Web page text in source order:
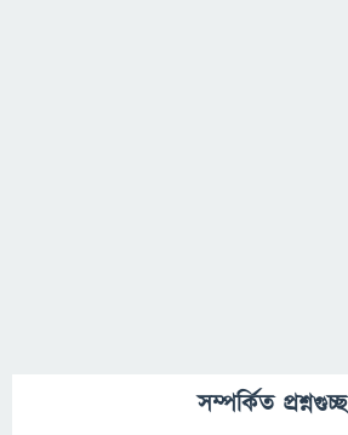
সম্পর্কিত প্রশ্নগুচ্ছ